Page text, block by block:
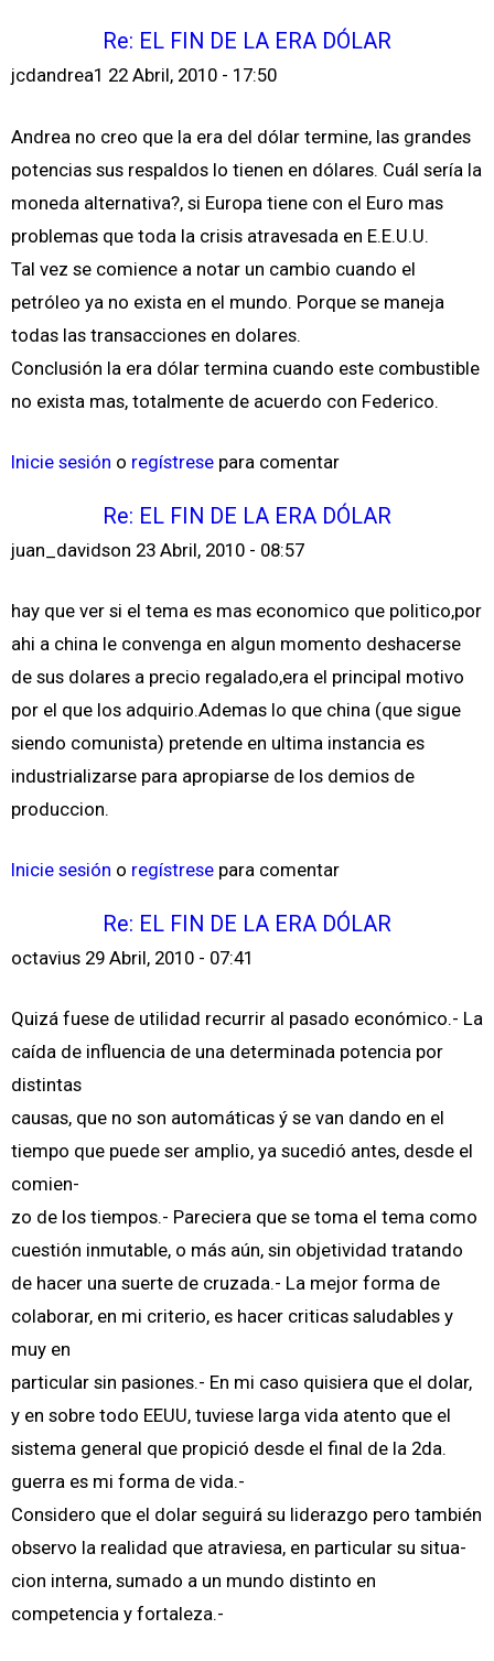
Re: EL FIN DE LA ERA DÓLAR
jcdandrea1 22 Abril, 2010 - 17:50
Andrea no creo que la era del dólar termine, las grandes
potencias sus respaldos lo tienen en dólares. Cuál sería la
moneda alternativa?, si Europa tiene con el Euro mas
problemas que toda la crisis atravesada en E.E.U.U.
Tal vez se comience a notar un cambio cuando el
petróleo ya no exista en el mundo. Porque se maneja
todas las transacciones en dolares.
Conclusión la era dólar termina cuando este combustible
no exista mas, totalmente de acuerdo con Federico.
Inicie sesión o regístrese para comentar
Re: EL FIN DE LA ERA DÓLAR
juan_davidson 23 Abril, 2010 - 08:57
hay que ver si el tema es mas economico que politico,por
ahi a china le convenga en algun momento deshacerse
de sus dolares a precio regalado,era el principal motivo
por el que los adquirio.Ademas lo que china (que sigue
siendo comunista) pretende en ultima instancia es
industrializarse para apropiarse de los demios de
produccion.
Inicie sesión o regístrese para comentar
Re: EL FIN DE LA ERA DÓLAR
octavius 29 Abril, 2010 - 07:41
Quizá fuese de utilidad recurrir al pasado económico.- La
caída de influencia de una determinada potencia por
distintas
causas, que no son automáticas ý se van dando en el
tiempo que puede ser amplio, ya sucedió antes, desde el
comien-
zo de los tiempos.- Pareciera que se toma el tema como
cuestión inmutable, o más aún, sin objetividad tratando
de hacer una suerte de cruzada.- La mejor forma de
colaborar, en mi criterio, es hacer criticas saludables y
muy en
particular sin pasiones.- En mi caso quisiera que el dolar,
y en sobre todo EEUU, tuviese larga vida atento que el
sistema general que propició desde el final de la 2da.
guerra es mi forma de vida.-
Considero que el dolar seguirá su liderazgo pero también
observo la realidad que atraviesa, en particular su situa-
cion interna, sumado a un mundo distinto en
competencia y fortaleza.-